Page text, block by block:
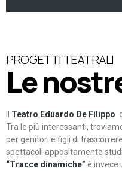
PROGETTI TEATRALI
Le
Teatro Eduardo De Filippo
Tra le più interessanti,
per genitori e figli di
spettacoli appositamente
“Tracce dinamiche” è invece